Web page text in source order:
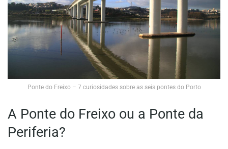
Ponte do Freixo – 7 curiosidades sobre as seis pontes do Porto
A Ponte do Freixo ou a Ponte da
Periferia?